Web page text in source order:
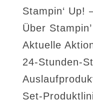
Stampin‘ Up!
Über
Aktuelle
24-Stunden-
Set-